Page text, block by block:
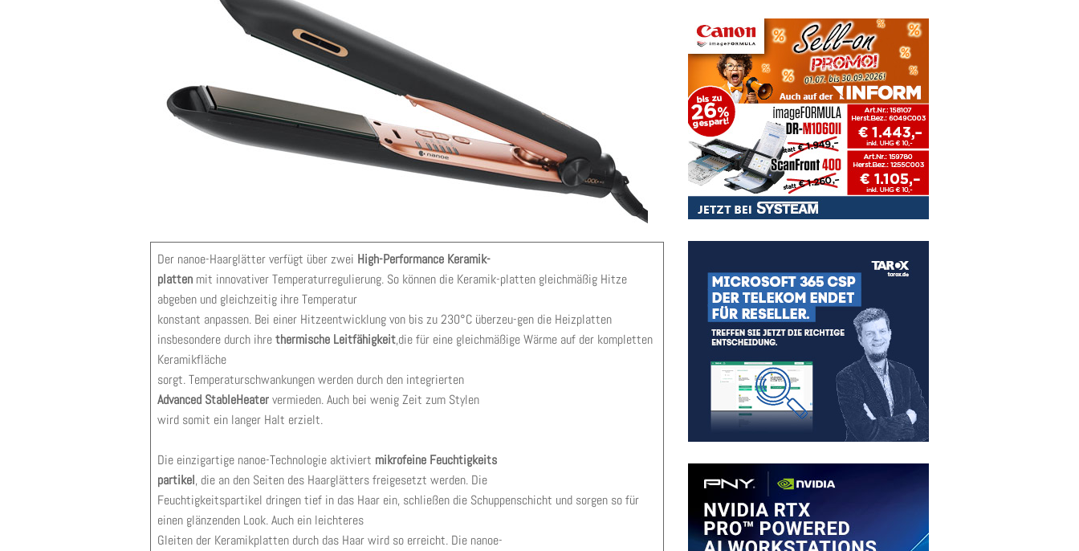
Der nanoe-Haarglätter verfügt über zwei High-Performance Keramik-
platten mit innovativer Temperaturregulierung. So können die Keramik-platten gleichmäßig Hitze
abgeben und gleichzeitig ihre Temperatur
konstant anpassen. Bei einer Hitzeentwicklung von bis zu 230°C überzeu-gen die Heizplatten
insbesondere durch ihrethermische Leitfähigkeit,die für eine gleichmäßige Wärme auf der kompletten
Keramikfläche
sorgt. Temperaturschwankungen werden durch den integrierten
Advanced StableHeatervermieden. Auch bei wenig Zeit zum Stylen
wird somit ein langer Halt erzielt.
Die einzigartige nanoe-Technologie aktiviert mikrofeine Feuchtigkeits
partikel, die an den Seiten des Haarglätters freigesetzt werden. Die
Feuchtigkeitspartikel dringen tief in das Haar ein, schließen die Schuppenschicht und sorgen so für
einen glänzenden Look. Auch ein leichteres
Gleiten der Keramikplatten durch das Haar wird so erreicht. Die nanoe-